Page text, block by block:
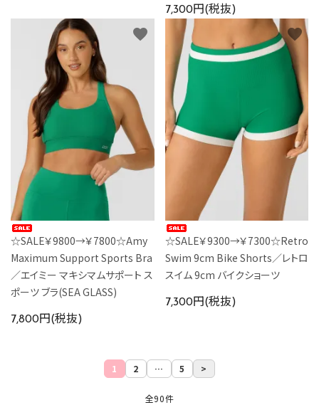
7,300円(税抜)
☆SALE￥9800→￥7800☆Amy
Maximum Support Sports Bra
／エイミー マキシマムサポート ス
ポーツ ブラ(SEA GLASS)
7,800円(税抜)
favorite
☆SALE￥9300→￥7300☆Retro
Swim 9cm Bike Shorts／レトロ
スイム 9cm バイクショーツ
7,300円(税抜)
favorite
1 2 … 5 >
全90件